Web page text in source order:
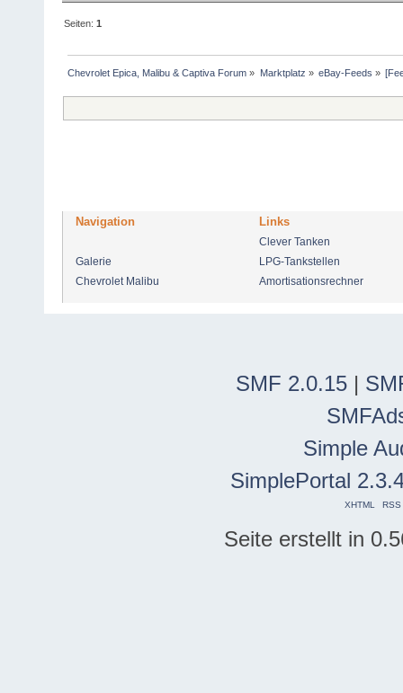
Seiten:1
Chevrolet Epica, Malibu & Captiva Forum » Marktplatz » eBay-Feeds »
Navigation Links
Clever Tanken
Galerie
LPG-Tankstellen
Chevrolet Malibu
Amortisationsrechner
SMF 2.0.15 |
Simple
SimplePortal
XHTML RSS
Seite erstellt in